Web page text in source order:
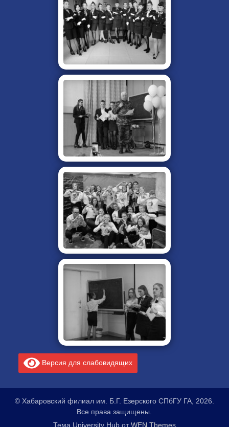
Версия для слабовидящих
© Хабаровский филиал им. Б.Г. Езерского СПбГУ ГА, 2026.
Все права защищены.
Тема University Hub отWEN Themes